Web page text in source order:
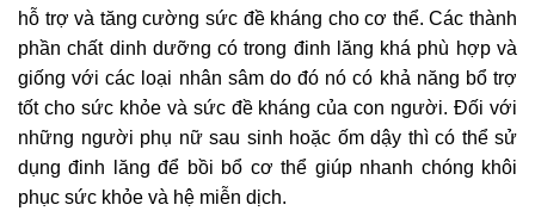
hỗ trợ và tăng cường sức đề kháng cho cơ thể. Các thành
phần chất dinh dưỡng có trong đinh lăng khá phù hợp và
giống với các loại nhân sâm do đó nó có khả năng bổ trợ
tốt cho sức khỏe và sức đề kháng của con người. Đối với
những người phụ nữ sau sinh hoặc ốm dậy thì có thể sử
dụng đinh lăng để bồi bổ cơ thể giúp nhanh chóng khôi
phục sức khỏe và hệ miễn dịch.